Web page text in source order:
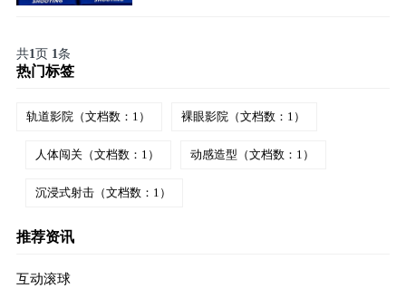
共1页 1条
热门标签
轨道影院（文档数：1） 裸眼影院（文档数：1）
人体闯关（文档数：1） 动感造型（文档数：1）
沉浸式射击（文档数：1）
推荐资讯
互动滚球